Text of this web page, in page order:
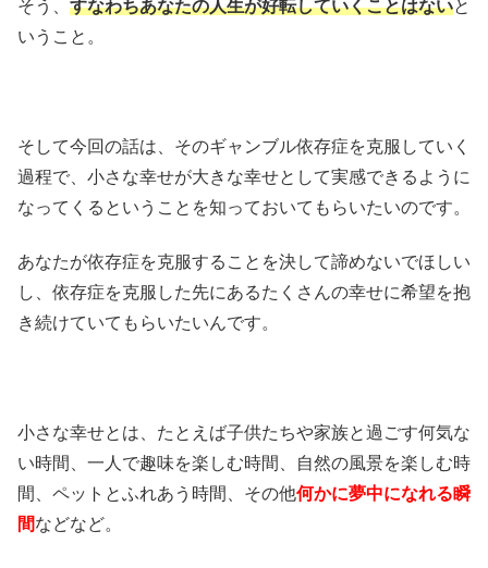
そう、 すなわちあなたの人生が好転していくことはないと
いうこと。
そして今回の話は、そのギャンブル依存症を克服していく
過程で、小さな幸せが大きな幸せとして実感できるように
なってくるということを知っておいてもらいたいのです。
あなたが依存症を克服することを決して諦めないでほしい
し、依存症を克服した先にあるたくさんの幸せに希望を抱
き続けていてもらいたいんです。
小さな幸せとは、たとえば子供たちや家族と過ごす何気な
い時間、一人で趣味を楽しむ時間、自然の風景を楽しむ時
間、ペットとふれあう時間、その他何かに夢中になれる瞬
間などなど。